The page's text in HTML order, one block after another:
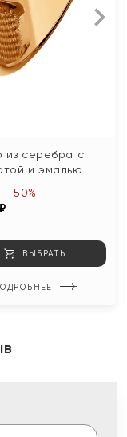
из серебра с
и эмалью
-50%
ВЫБРАТЬ